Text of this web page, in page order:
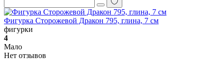
Фигурка Сторожевой Дракон 795, глина, 7 см
фигурки
4
Мало
Нет отзывов